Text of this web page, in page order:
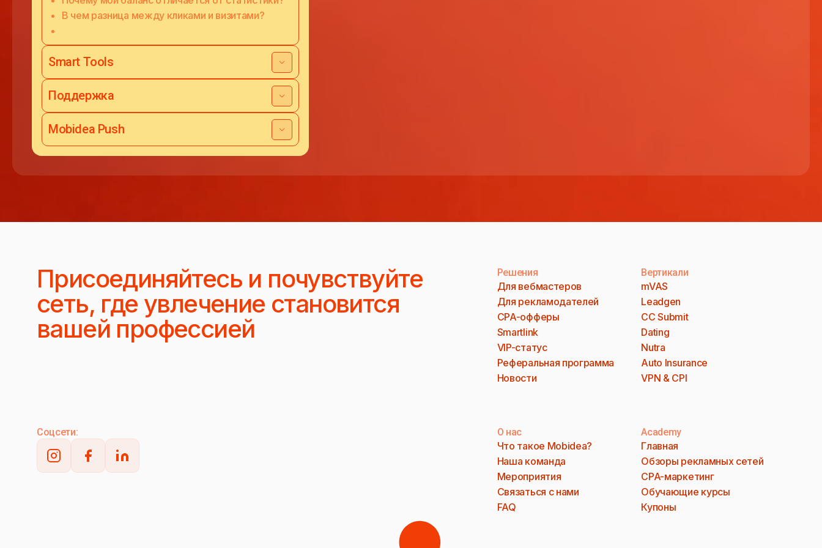
В чем разница между кликами и визитами?
Smart Tools
Поддержка
Mobidea Push
Присоединяйтесь и почувствуйте
сеть, где увлечение становится
вашей профессией
Решения
Для вебмастеров
Для рекламодателей
CPA-офферы
Smartlink
VIP-статус
Реферальная программа
Новости
Вертикали
mVAS
Leadgen
CC Submit
Dating
Nutra
Auto Insurance
VPN & CPI
Соцсети: О нас
Что такое Mobidea?
Наша команда
Мероприятия
Связаться с нами
FAQ
Academy
Главная
Обзоры рекламных сетей
CPA-маркетинг
Обучающие курсы
Купоны